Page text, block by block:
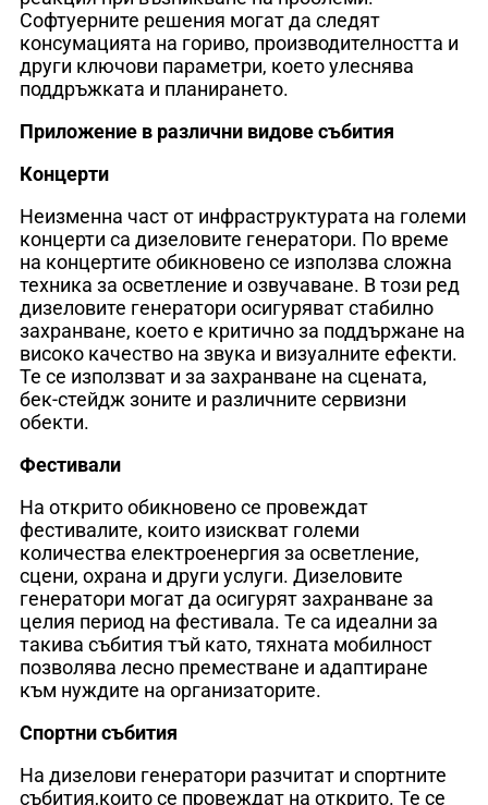
Софтуерните решения могат да следят
консумацията на гориво, производителността и
други ключови параметри, което улеснява
поддръжката и планирането.
Приложение в различни видове събития
Концерти
Неизменна част от инфраструктурата на големи
концерти са дизеловите генератори. По време
на концертите обикновено се използва сложна
техника за осветление и озвучаване. В този ред
дизеловите генератори осигуряват стабилно
захранване, което е критично за поддържане на
високо качество на звука и визуалните ефекти.
Те се използват и за захранване на сцената,
бек-стейдж зоните и различните сервизни
обекти.
Фестивали
На открито обикновено се провеждат
фестивалите, които изискват големи
количества електроенергия за осветление,
сцени, охрана и други услуги. Дизеловите
генератори могат да осигурят захранване за
целия период на фестивала. Те са идеални за
такива събития тъй като, тяхната мобилност
позволява лесно преместване и адаптиране
към нуждите на организаторите.
Спортни събития
На дизелови генератори разчитат и спортните
събития,които се провеждат на открито. Те се